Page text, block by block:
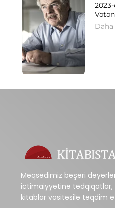
Daha
Məqsədimiz bəşəri
ictimaiyyətinə tədqiqatlar,
kitablar vasitəsilə təqdim